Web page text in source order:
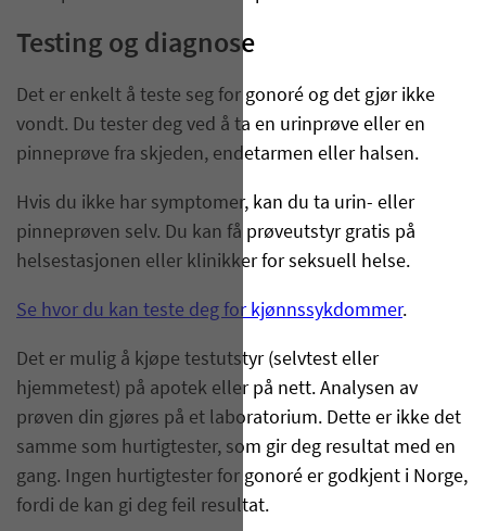
Testing og diagnose
Det er enkelt å teste seg for gonoré og det gjør ikke
vondt. Du tester deg ved å ta en urinprøve eller en
pinneprøve fra skjeden, endetarmen eller halsen.
Hvis du ikke har symptomer, kan du ta urin- eller
pinneprøven selv. Du kan få prøveutstyr gratis på
helsestasjonen eller klinikker for seksuell helse.
Se hvor du kan teste deg for kjønnssykdommer.
Det er mulig å kjøpe testutstyr (selvtest eller
hjemmetest) på apotek eller på nett. Analysen av
prøven din gjøres på et laboratorium. Dette er ikke det
samme som hurtigtester, som gir deg resultat med en
gang. Ingen hurtigtester for gonoré er godkjent i Norge,
fordi de kan gi deg feil resultat.